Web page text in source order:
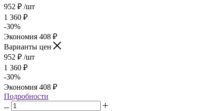
952 ₽ /шт
1 360 ₽
-30%
Экономия 408 ₽
Варианты цен
952 ₽ /шт
1 360 ₽
-30%
Экономия 408 ₽
Подробности